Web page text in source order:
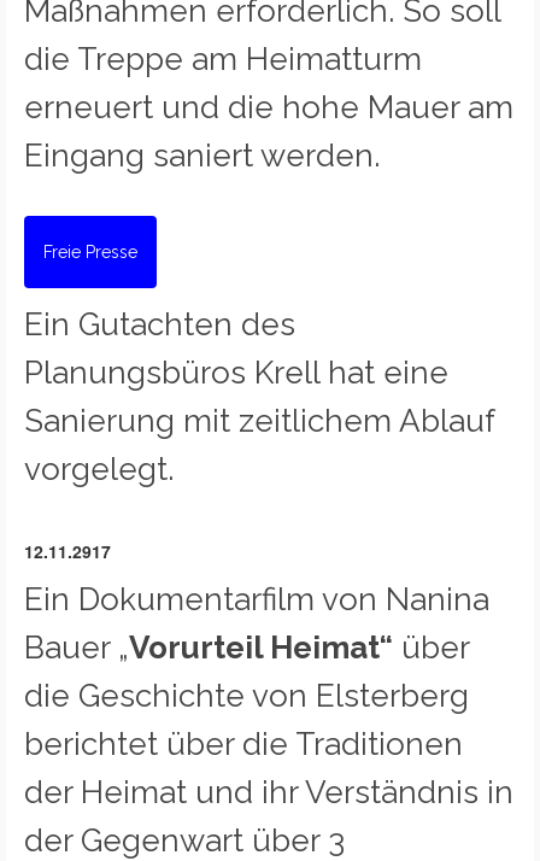
Maßnahmen erforderlich. So soll
die Treppe am Heimatturm
erneuert und die hohe Mauer am
Eingang saniert werden.
Freie Presse
Ein Gutachten des
Planungsbüros Krell hat eine
Sanierung mit zeitlichem Ablauf
vorgelegt.
12.11.2917
Ein Dokumentarfilm von Nanina
Bauer „Vorurteil Heimat“ über
die Geschichte von Elsterberg
berichtet über die Traditionen
der Heimat und ihr Verständnis in
der Gegenwart über 3